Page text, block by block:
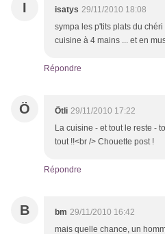
I isatys 29/11/2010 18:08
sympa les p'tits plats du
cuisine à 4 mains ... et en
Répondre
Ö Ötli 29/11/2010 17:22
La cuisine - et tout le reste -
tout !!<br /> Chouette post !
Répondre
B bm 29/11/2010 16:42
mais quelle chance, un